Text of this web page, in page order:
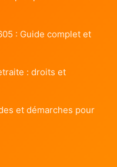
: Guide complet et
: droits et
et démarches pour